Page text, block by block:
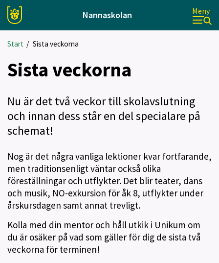
Nannaskolan Meny
Start / Sista veckorna
Sista veckorna
Nu är det två veckor till skolavslutning
och innan dess står en del specialare på
schemat!
Nog är det några vanliga lektioner kvar fortfarande,
men traditionsenligt väntar också olika
föreställningar och utflykter. Det blir teater, dans
och musik, NO-exkursion för åk 8, utflykter under
årskursdagen samt annat trevligt.
Kolla med din mentor och håll utkik i Unikum om
du är osäker på vad som gäller för dig de sista två
veckorna för terminen!